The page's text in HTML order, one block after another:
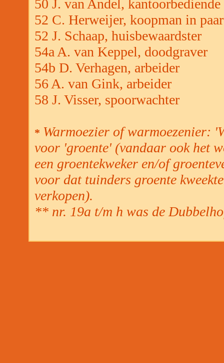
50 J. van Andel, kantoorbediende
52 C. Herweijer, koopman in
52 J. Schaap, huisbewaardster
54a A. van Keppel, doodgraver
54b D. Verhagen, arbeider
56 A. van Gink, arbeider
58 J. Visser, spoorwachter
* Warmoezier of warmoezenier:
voor 'groente' (vandaar ook het
een groentekweker en/of
voor dat tuinders groente
verkopen).
** nr. 19a t/m h was de